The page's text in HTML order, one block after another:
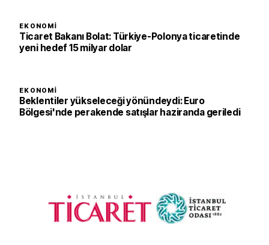
EKONOMI
Ticaret Bakanı Bolat: Türkiye-Polonya ticaretinde
yeni hedef 15 milyar dolar
EKONOMI
Beklentiler yükseleceği yönündeydi: Euro
Bölgesi'nde perakende satışlar haziranda geriledi